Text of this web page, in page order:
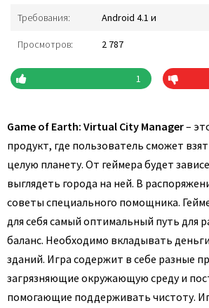
Требования: Android 4.1 и
Просмотров: 2 787
1
Game of Earth: Virtual City Manager–
продукт, где пользователь сможет
целую планету. От геймера будет
выглядеть города на ней. В
советы специального помощника.
для себя самый оптимальный путь для
баланс. Необходимо вкладывать
зданий. Игра содержит в себе разные
загрязняющие окружающую среду и
помогающие поддерживать чистоту.